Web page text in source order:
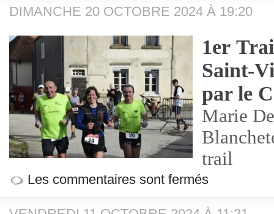
DIMANCHE 20 OCTOBRE 2024 À 19:20
1er
Saint-
par le
Marie
trail
Les commentaires sont fermés